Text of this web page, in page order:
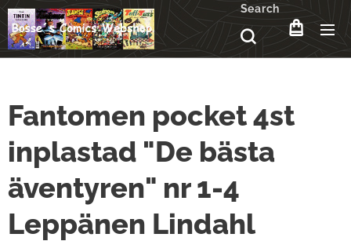
Search
Fantomen pocket 4st
inplastad "De bästa
äventyren" nr 1-4
Leppänen Lindahl